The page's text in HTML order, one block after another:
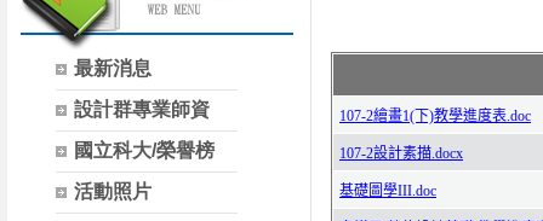
最新消息
設計群專業師資
國立科大/榮譽榜
活動照片